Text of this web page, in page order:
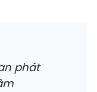
phát